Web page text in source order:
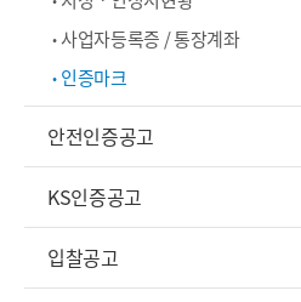
사업자등록증 / 통장계좌
인증마크
안전인증공고
KS인증공고
입찰공고